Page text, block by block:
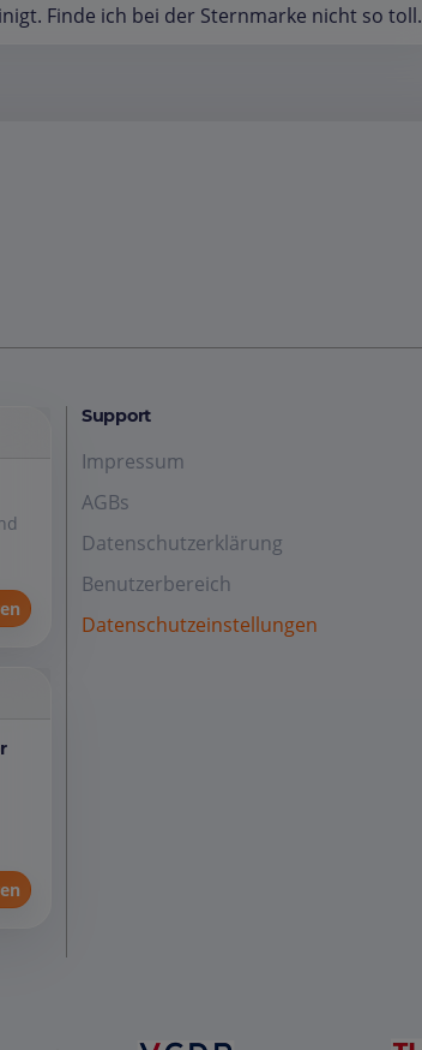
Finde ich bei der Sternmarke nicht so toll.
Support
Impressum
AGBs
Datenschutzerklärung
Benutzerbereich
Datenschutzeinstellungen